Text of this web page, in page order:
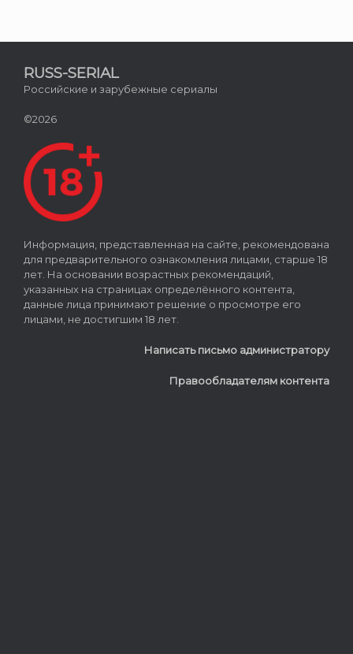
RUSS-SERIAL
Российские и зарубежные сериалы
©2026
Информация, представленная на сайте, рекомендована
для предварительного ознакомления лицами, старше 18
лет. На основании возрастных рекомендаций,
указанных на страницах определённого контента,
данные лица принимают решение о просмотре его
лицами, не достигшим 18 лет.
Написать письмо администратору
Правообладателям контента